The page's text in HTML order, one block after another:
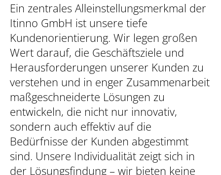
Ein zentrales Alleinstellungsmerkmal der
Itinno GmbH ist unsere tiefe
Kundenorientierung. Wir legen großen
Wert darauf, die Geschäftsziele und
Herausforderungen unserer Kunden zu
verstehen und in enger Zusammenarbeit
maßgeschneiderte Lösungen zu
entwickeln, die nicht nur innovativ,
sondern auch effektiv auf die
Bedürfnisse der Kunden abgestimmt
sind. Unsere Individualität zeigt sich in
der Lösungsfindung – wir bieten keine